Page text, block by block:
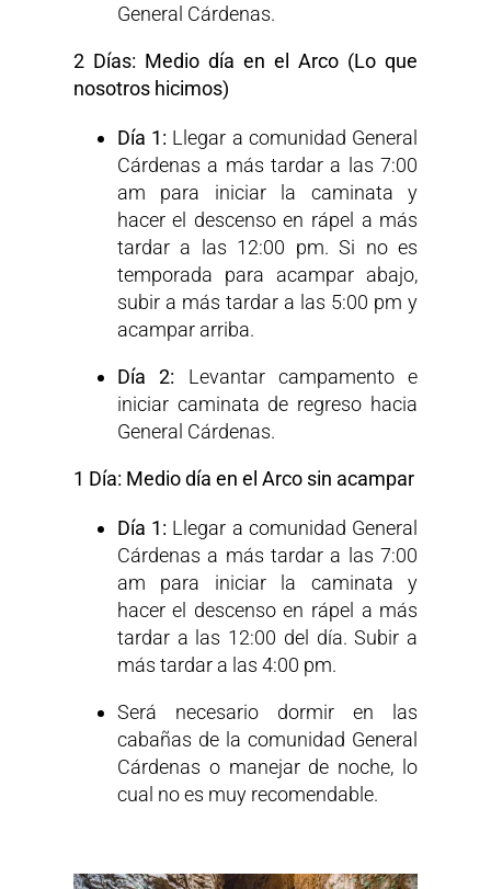
General Cárdenas.
2 Días: Medio día en el Arco (Lo que
nosotros hicimos)
Día 1: Llegar a comunidad General
Cárdenas a más tardar a las 7:00
am para iniciar la caminata y
hacer el descenso en rápel a más
tardar a las 12:00 pm. Si no es
temporada para acampar abajo,
subir a más tardar a las 5:00 pm y
acampar arriba.
Día 2: Levantar campamento e
iniciar caminata de regreso hacia
General Cárdenas.
1 Día: Medio día en el Arco sin acampar
Día 1: Llegar a comunidad General
Cárdenas a más tardar a las 7:00
am para iniciar la caminata y
hacer el descenso en rápel a más
tardar a las 12:00 del día. Subir a
más tardar a las 4:00 pm.
Será necesario dormir en las
cabañas de la comunidad General
Cárdenas o manejar de noche, lo
cual no es muy recomendable.